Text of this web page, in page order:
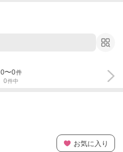
0件中
0〜0件
お気に入り